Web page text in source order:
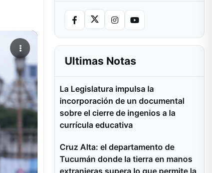
Ultimas Notas
La Legislatura impulsa la
incorporación de un documental
sobre el cierre de ingenios a la
currícula educativa
Cruz Alta: el departamento de
Tucumán donde la tierra en manos
extranjeras supera lo que permite la